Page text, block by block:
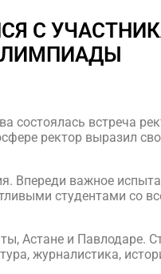
С
состоялась встреча
ректор выразил
важное
студентами со
Астане и Павлодаре.
журналистика,